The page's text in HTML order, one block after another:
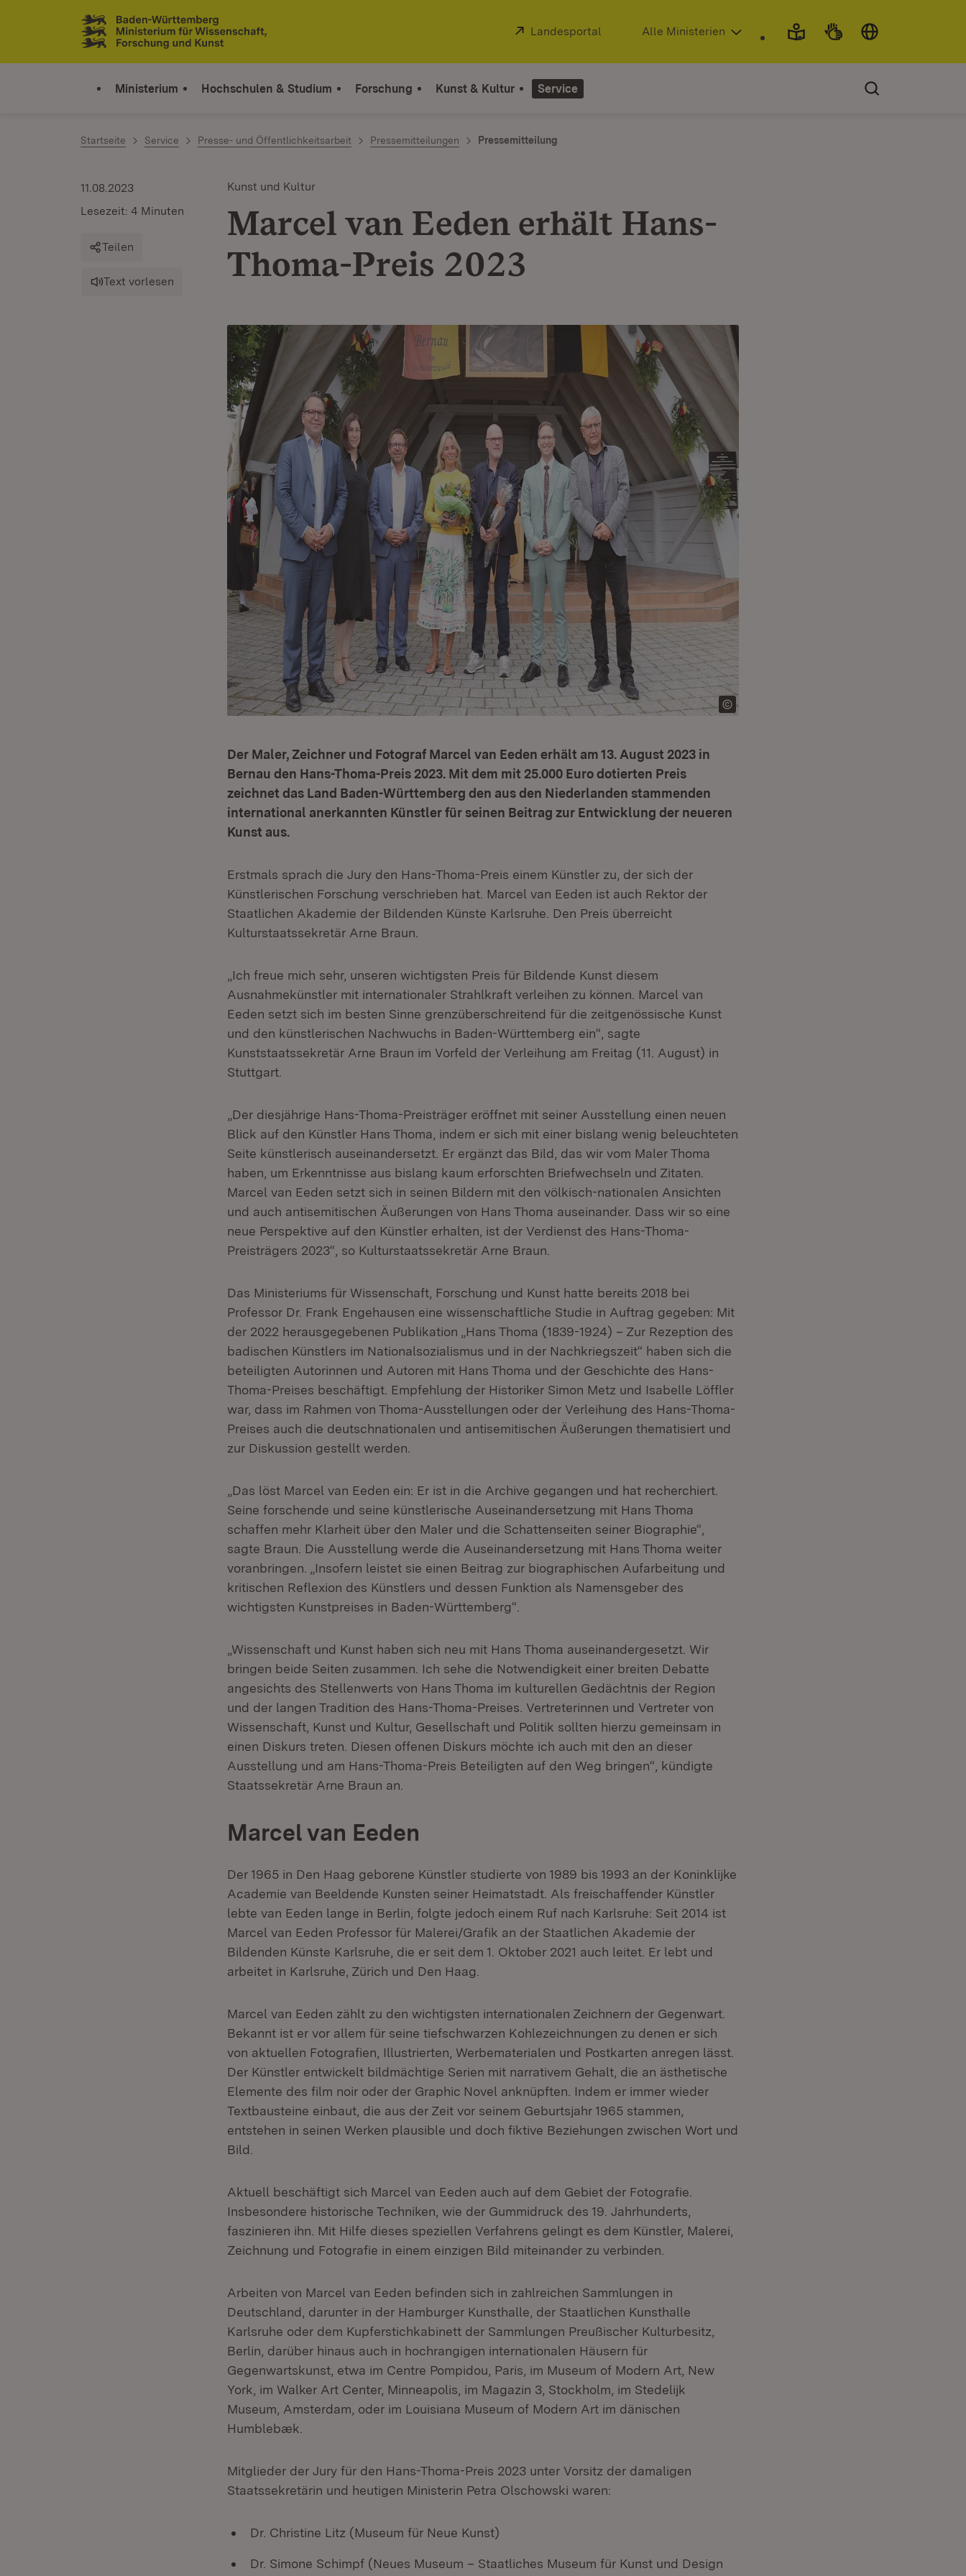
Zum Inhalt springen
Link zur Startseite
Extern:
Landesportal (Öffnet in neuem Fenster)
Alle Ministerien
Ministerium Hochschulen & Studium Forschung Kunst & Kultur Service
Startseite Service Presse- und Öffentlichkeitsarbeit Pressemitteilungen Pressemitteilung
Kunst und Kultur
Marcel van Eeden erhält Hans-
Thoma-Preis 2023
11.08.2023
Lesezeit: 4 Minuten
Teilen
Text vorlesen
Der Maler, Zeichner und Fotograf Marcel van Eeden erhält am 13. August 2023 in
Bernau den Hans-Thoma-Preis 2023. Mit dem mit 25.000 Euro dotierten Preis
zeichnet das Land Baden-Württemberg den aus den Niederlanden stammenden
international anerkannten Künstler für seinen Beitrag zur Entwicklung der neueren
Kunst aus.
Erstmals sprach die Jury den Hans-Thoma-Preis einem Künstler zu, der sich der
Künstlerischen Forschung verschrieben hat. Marcel van Eeden ist auch Rektor der
Staatlichen Akademie der Bildenden Künste Karlsruhe. Den Preis überreicht
Kulturstaatssekretär Arne Braun.
„Ich freue mich sehr, unseren wichtigsten Preis für Bildende Kunst diesem
Ausnahmekünstler mit internationaler Strahlkraft verleihen zu können. Marcel van
Eeden setzt sich im besten Sinne grenzüberschreitend für die zeitgenössische Kunst
und den künstlerischen Nachwuchs in Baden-Württemberg ein“, sagte
Kunststaatssekretär Arne Braun im Vorfeld der Verleihung am Freitag (11. August) in
Stuttgart.
„Der diesjährige Hans-Thoma-Preisträger eröffnet mit seiner Ausstellung einen neuen
Blick auf den Künstler Hans Thoma, indem er sich mit einer bislang wenig beleuchteten
Seite künstlerisch auseinandersetzt. Er ergänzt das Bild, das wir vom Maler Thoma
haben, um Erkenntnisse aus bislang kaum erforschten Briefwechseln und Zitaten.
Marcel van Eeden setzt sich in seinen Bildern mit den völkisch-nationalen Ansichten
und auch antisemitischen Äußerungen von Hans Thoma auseinander. Dass wir so eine
neue Perspektive auf den Künstler erhalten, ist der Verdienst des Hans-Thoma-
Preisträgers 2023“, so Kulturstaatssekretär Arne Braun.
Das Ministeriums für Wissenschaft, Forschung und Kunst hatte bereits 2018 bei
Professor Dr. Frank Engehausen eine wissenschaftliche Studie in Auftrag gegeben: Mit
der 2022 herausgegebenen Publikation „Hans Thoma (1839-1924) – Zur Rezeption des
badischen Künstlers im Nationalsozialismus und in der Nachkriegszeit“ haben sich die
beteiligten Autorinnen und Autoren mit Hans Thoma und der Geschichte des Hans-
Thoma-Preises beschäftigt. Empfehlung der Historiker Simon Metz und Isabelle Löffler
war, dass im Rahmen von Thoma-Ausstellungen oder der Verleihung des Hans-Thoma-
Preises auch die deutschnationalen und antisemitischen Äußerungen thematisiert und
zur Diskussion gestellt werden.
„Das löst Marcel van Eeden ein: Er ist in die Archive gegangen und hat recherchiert.
Seine forschende und seine künstlerische Auseinandersetzung mit Hans Thoma
schaffen mehr Klarheit über den Maler und die Schattenseiten seiner Biographie“,
sagte Braun. Die Ausstellung werde die Auseinandersetzung mit Hans Thoma weiter
voranbringen. „Insofern leistet sie einen Beitrag zur biographischen Aufarbeitung und
kritischen Reflexion des Künstlers und dessen Funktion als Namensgeber des
wichtigsten Kunstpreises in Baden-Württemberg“.
„Wissenschaft und Kunst haben sich neu mit Hans Thoma auseinandergesetzt. Wir
bringen beide Seiten zusammen. Ich sehe die Notwendigkeit einer breiten Debatte
angesichts des Stellenwerts von Hans Thoma im kulturellen Gedächtnis der Region
und der langen Tradition des Hans-Thoma-Preises. Vertreterinnen und Vertreter von
Wissenschaft, Kunst und Kultur, Gesellschaft und Politik sollten hierzu gemeinsam in
einen Diskurs treten. Diesen offenen Diskurs möchte ich auch mit den an dieser
Ausstellung und am Hans-Thoma-Preis Beteiligten auf den Weg bringen“, kündigte
Staatssekretär Arne Braun an.
Marcel van Eeden
Der 1965 in Den Haag geborene Künstler studierte von 1989 bis 1993 an der Koninklijke
Academie van Beeldende Kunsten seiner Heimatstadt. Als freischaffender Künstler
lebte van Eeden lange in Berlin, folgte jedoch einem Ruf nach Karlsruhe: Seit 2014 ist
Marcel van Eeden Professor für Malerei/Grafik an der Staatlichen Akademie der
Bildenden Künste Karlsruhe, die er seit dem 1. Oktober 2021 auch leitet. Er lebt und
arbeitet in Karlsruhe, Zürich und Den Haag.
Marcel van Eeden zählt zu den wichtigsten internationalen Zeichnern der Gegenwart.
Bekannt ist er vor allem für seine tiefschwarzen Kohlezeichnungen zu denen er sich
von aktuellen Fotografien, Illustrierten, Werbematerialen und Postkarten anregen lässt.
Der Künstler entwickelt bildmächtige Serien mit narrativem Gehalt, die an ästhetische
Elemente des film noir oder der Graphic Novel anknüpften. Indem er immer wieder
Textbausteine einbaut, die aus der Zeit vor seinem Geburtsjahr 1965 stammen,
entstehen in seinen Werken plausible und doch fiktive Beziehungen zwischen Wort und
Bild.
Aktuell beschäftigt sich Marcel van Eeden auch auf dem Gebiet der Fotografie.
Insbesondere historische Techniken, wie der Gummidruck des 19. Jahrhunderts,
faszinieren ihn. Mit Hilfe dieses speziellen Verfahrens gelingt es dem Künstler, Malerei,
Zeichnung und Fotografie in einem einzigen Bild miteinander zu verbinden.
Arbeiten von Marcel van Eeden befinden sich in zahlreichen Sammlungen in
Deutschland, darunter in der Hamburger Kunsthalle, der Staatlichen Kunsthalle
Karlsruhe oder dem Kupferstichkabinett der Sammlungen Preußischer Kulturbesitz,
Berlin, darüber hinaus auch in hochrangigen internationalen Häusern für
Gegenwartskunst, etwa im Centre Pompidou, Paris, im Museum of Modern Art, New
York, im Walker Art Center, Minneapolis, im Magazin 3, Stockholm, im Stedelijk
Museum, Amsterdam, oder im Louisiana Museum of Modern Art im dänischen
Humblebæk.
Mitglieder der Jury für den Hans-Thoma-Preis 2023 unter Vorsitz der damaligen
Staatssekretärin und heutigen Ministerin Petra Olschowski waren:
Dr. Christine Litz (Museum für Neue Kunst)
Dr. Simone Schimpf (Neues Museum – Staatliches Museum für Kunst und Design